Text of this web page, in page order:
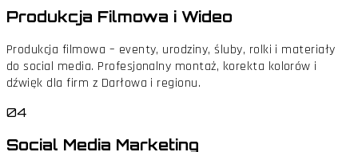
Produkcja Filmowa i Wideo
Produkcja filmowa – eventy, urodziny, śluby, rolki i materiały
do social media. Profesjonalny montaż, korekta kolorów i
dźwięk dla firm z Darłowa i regionu.
04
Social Media Marketing